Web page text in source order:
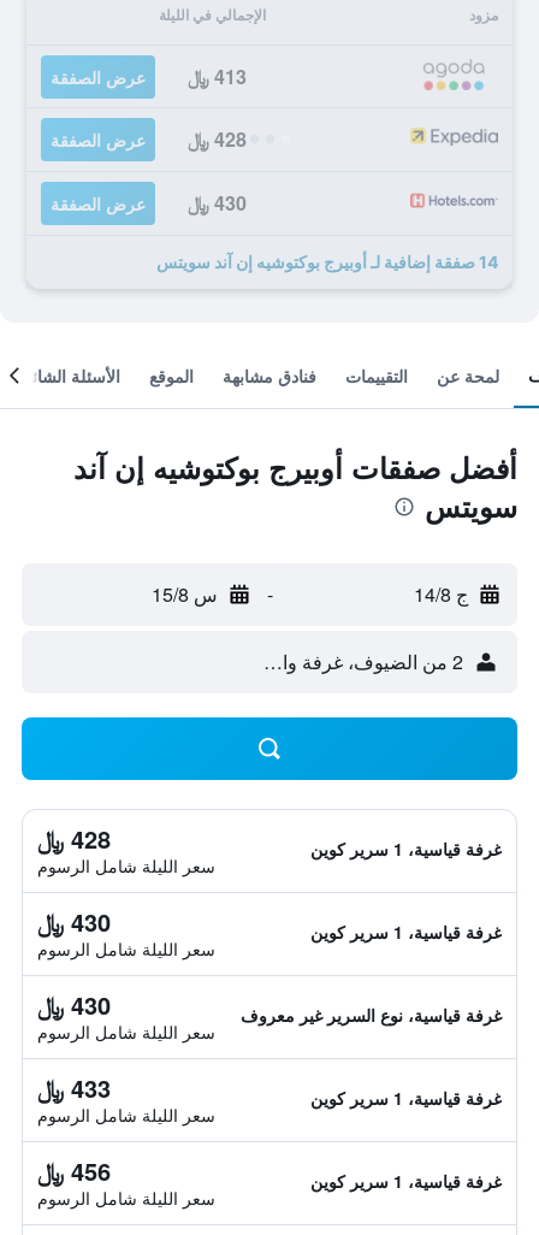
مزود الإجمالي في الليلة
413 ﷼ عرض الصفقة
428 ﷼ عرض الصفقة
430 ﷼ عرض الصفقة
14 صفقة إضافية لـ أوبيرج بوكتوشيه إن آند سويتس
لمحة عن التقييمات فنادق مشابهة الموقع الأسئلة الشائعة
أفضل صفقات أوبيرج بوكتوشيه إن آند
سويتس
ج 14/8 - س 15/8
2 من الضيوف، غرفة واحدة
غرفة قياسية، 1 سرير كوين 428 ﷼
سعر الليلة شامل الرسوم
غرفة قياسية، 1 سرير كوين 430 ﷼
سعر الليلة شامل الرسوم
غرفة قياسية، نوع السرير غير معروف 430 ﷼
سعر الليلة شامل الرسوم
غرفة قياسية، 1 سرير كوين 433 ﷼
سعر الليلة شامل الرسوم
غرفة قياسية، 1 سرير كوين 456 ﷼
سعر الليلة شامل الرسوم